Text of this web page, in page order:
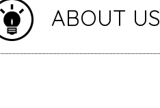
ABOUT US